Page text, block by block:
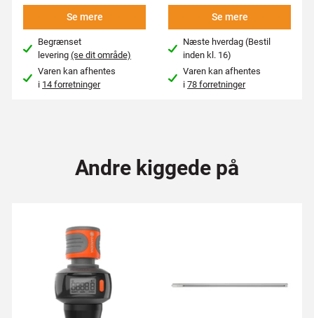
Se mere
Begrænset
levering(se dit område)
Varen kan afhentes
i 14 forretninger
Se mere
Næste hverdag (Bestil
inden kl. 16)
Varen kan afhentes
i78 forretninger
Andre kiggede på